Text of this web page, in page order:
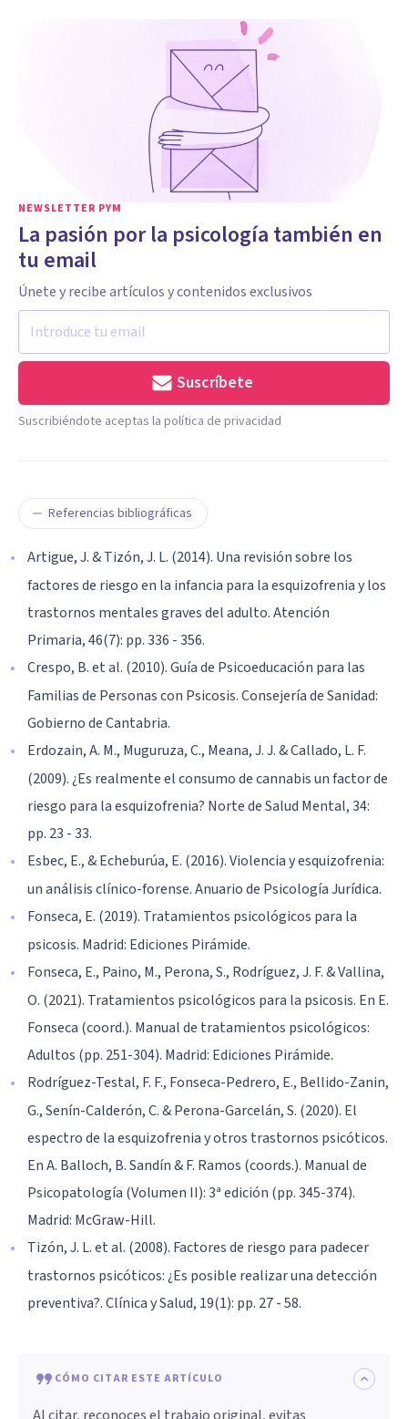
NEWSLETTER PYM
La pasión por la psicología también en
tu email
Únete y recibe artículos y contenidos exclusivos
Suscríbete
Suscribiéndote aceptas la política de privacidad
Referencias bibliográficas
Artigue, J. & Tizón, J. L. (2014). Una revisión sobre los
factores de riesgo en la infancia para la esquizofrenia y los
trastornos mentales graves del adulto. Atención
Primaria, 46(7): pp. 336 - 356.
Crespo, B. et al. (2010). Guía de Psicoeducación para las
Familias de Personas con Psicosis. Consejería de Sanidad:
Gobierno de Cantabria.
Erdozain, A. M., Muguruza, C., Meana, J. J. & Callado, L. F.
(2009). ¿Es realmente el consumo de cannabis un factor de
riesgo para la esquizofrenia? Norte de Salud Mental, 34:
pp. 23 - 33.
Esbec, E., & Echeburúa, E. (2016). Violencia y esquizofrenia:
un análisis clínico-forense. Anuario de Psicología Jurídica.
Fonseca, E. (2019). Tratamientos psicológicos para la
psicosis. Madrid: Ediciones Pirámide.
Fonseca, E., Paino, M., Perona, S., Rodríguez, J. F. & Vallina,
O. (2021). Tratamientos psicológicos para la psicosis. En E.
Fonseca (coord.). Manual de tratamientos psicológicos:
Adultos (pp. 251-304). Madrid: Ediciones Pirámide.
Rodríguez-Testal, F. F., Fonseca-Pedrero, E., Bellido-Zanin,
G., Senín-Calderón, C. & Perona-Garcelán, S. (2020). El
espectro de la esquizofrenia y otros trastornos psicóticos.
En A. Balloch, B. Sandín & F. Ramos (coords.). Manual de
Psicopatología (Volumen II): 3ª edición (pp. 345-374).
Madrid: McGraw-Hill.
Tizón, J. L. et al. (2008). Factores de riesgo para padecer
trastornos psicóticos: ¿Es posible realizar una detección
preventiva?. Clínica y Salud, 19(1): pp. 27 - 58.
CÓMO CITAR ESTE ARTÍCULO